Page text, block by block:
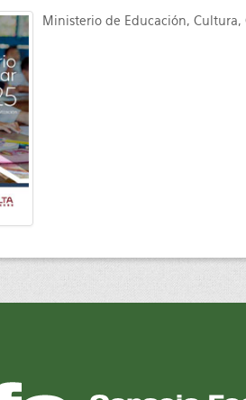
Ministerio de Educación, Cultura,